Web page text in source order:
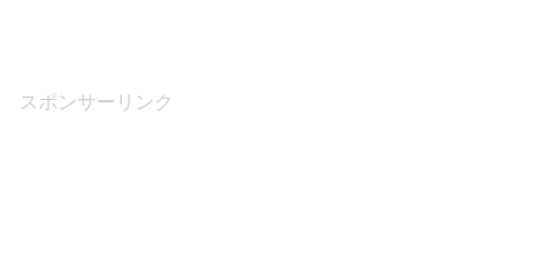
スポンサーリンク